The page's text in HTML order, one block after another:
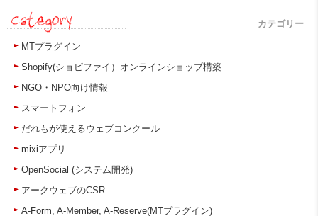
カテゴリー
MTプラグイン
Shopify(ショピファイ）オンラインショップ構築
NGO・NPO向け情報
スマートフォン
だれもが使えるウェブコンクール
mixiアプリ
OpenSocial (システム開発)
アークウェブのCSR
A-Form, A-Member, A-Reserve(MTプラグイン)